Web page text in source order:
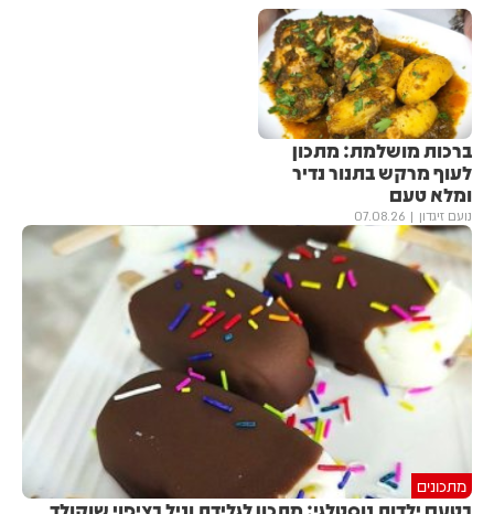
ברכות מושלמת: מתכון
לעוף מרקש בתנור נדיר
ומלא טעם
נועם זיגדון 07.08.26
מתכונים